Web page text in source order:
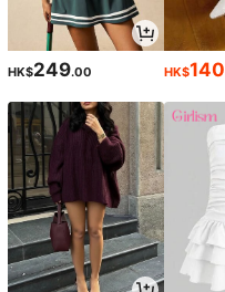
HK$249.00 HK$140